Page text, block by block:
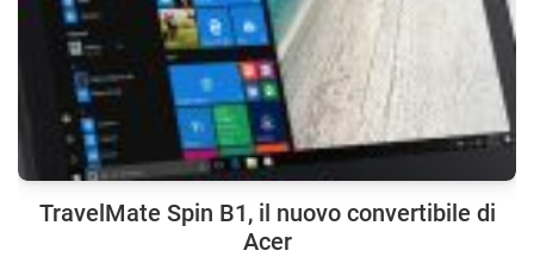
TravelMate Spin B1, il nuovo convertibile di
Acer